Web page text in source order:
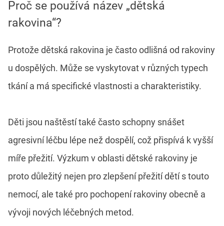
Proč se používá název „dětská
rakovina“?
Protože dětská rakovina je často odlišná od rakoviny
u dospělých. Může se vyskytovat v různých typech
tkání a má specifické vlastnosti a charakteristiky.
Děti jsou naštěstí také často schopny snášet
agresivní léčbu lépe než dospělí, což přispívá k vyšší
míře přežití. Výzkum v oblasti dětské rakoviny je
proto důležitý nejen pro zlepšení přežití dětí s touto
nemocí, ale také pro pochopení rakoviny obecně a
vývoji nových léčebných metod.